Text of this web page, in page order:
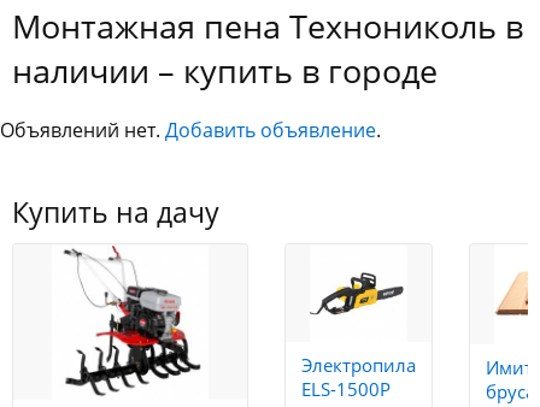
Монтажная пена Технониколь в
наличии – купить в городе
Объявлений нет. Добавить объявление.
Купить на дачу
Электропила
ELS-1500P